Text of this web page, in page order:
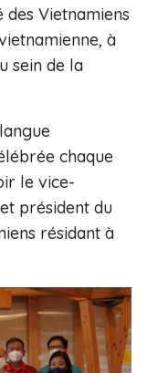
Vietnamiens
à
sein de la
chaque
le vice-
président du
résidant à